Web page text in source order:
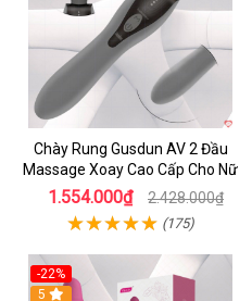
Chày Rung Gusdun AV 2 Đầu
Massage Xoay Cao Cấp Cho Nữ
1.554.000₫ 2.428.000₫
(175)
-22%
5